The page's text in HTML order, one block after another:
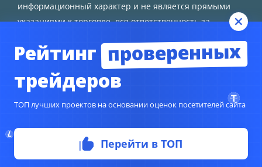
информационный характер и не является прямыми
указаниями к торговле, вся ответственность за
© Copyright 2024TORFOREX.COM
Рейтинг проверенных
трейдеров
ТОП лучших проектов на основании оценок посетителей сайта
Перейти в ТОП